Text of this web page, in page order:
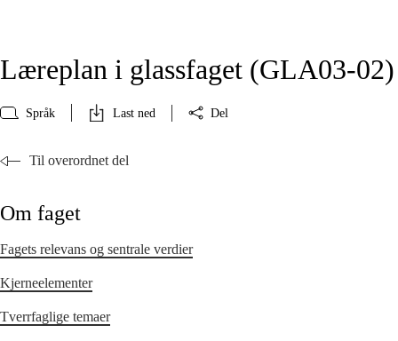
Læreplan i glassfaget (GLA03‑02)
Språk Last ned Del
Til overordnet del
Om faget
Fagets relevans og sentrale verdier
Kjerneelementer
Tverrfaglige temaer